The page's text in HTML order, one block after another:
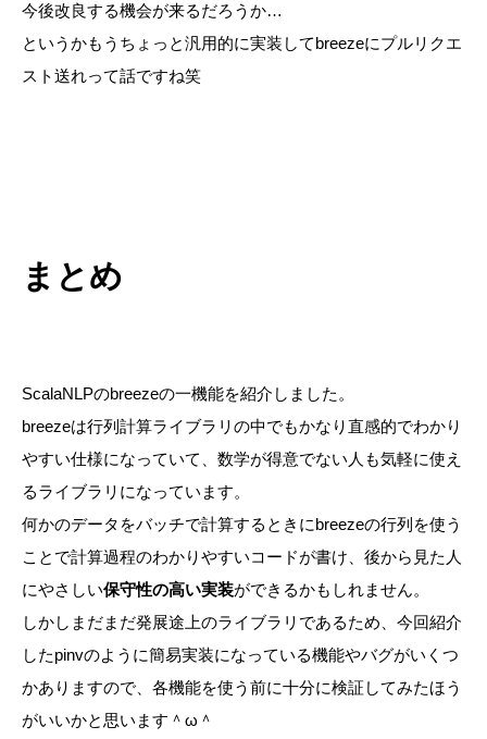
今後改良する機会が来るだろうか…
というかもうちょっと汎用的に実装してbreezeにプルリクエ
スト送れって話ですね笑
まとめ
ScalaNLPのbreezeの一機能を紹介しました。
breezeは行列計算ライブラリの中でもかなり直感的でわかり
やすい仕様になっていて、数学が得意でない人も気軽に使え
るライブラリになっています。
何かのデータをバッチで計算するときにbreezeの行列を使う
ことで計算過程のわかりやすいコードが書け、後から見た人
にやさしい保守性の高い実装ができるかもしれません。
しかしまだまだ発展途上のライブラリであるため、今回紹介
したpinvのように簡易実装になっている機能やバグがいくつ
かありますので、各機能を使う前に十分に検証してみたほう
がいいかと思います＾ω＾